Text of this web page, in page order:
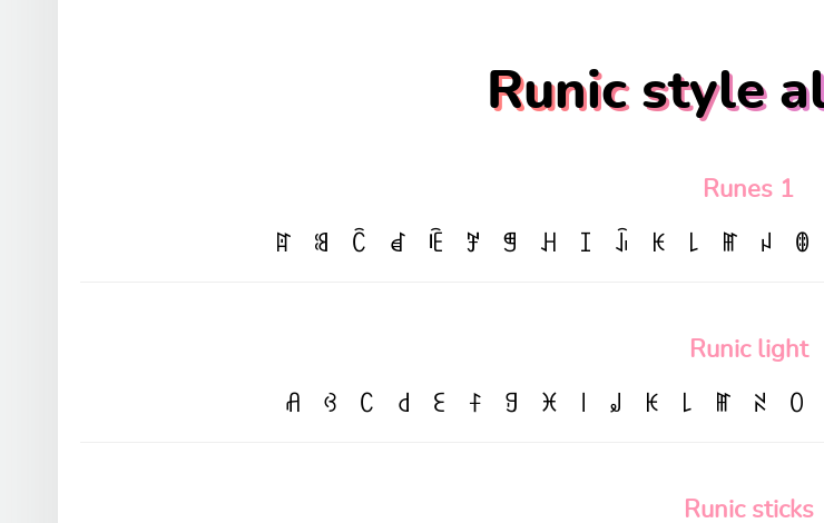
Runic style
Runes 1
ꍏ ꌃ ꉓ ꀸ ꍟ ꎇ ꁅ ꃅ ꀤ ꀭ ꀘ ꒒ ꂵ ꈤ ꂦ
Runic light
ꋬ ꃳ ꉔ ꒯ ꏂ ꊰ ꍌ ꁝ ꒐ ꒻ ꀘ ꒒ ꂵ ꋊ ꄲ
Runic sticks